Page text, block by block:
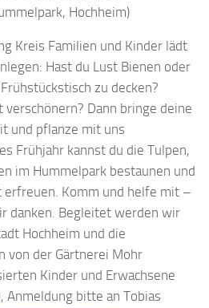
Hochheim)
Kreis Familien und Kinder lädt
Hast du Lust Bienen oder
zu decken?
Dann bringe deine
und pflanze mit uns
Frühjahr kannst du die Tulpen,
im Hummelpark bestaunen und
erfreuen. Komm und helfe mit –
danken. Begleitet werden wir
Hochheim und die
von der Gärtnerei Mohr
Kinder und Erwachsene
Anmeldung bitte an Tobias